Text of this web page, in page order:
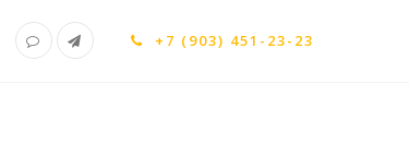
+7 (903) 451-23-23